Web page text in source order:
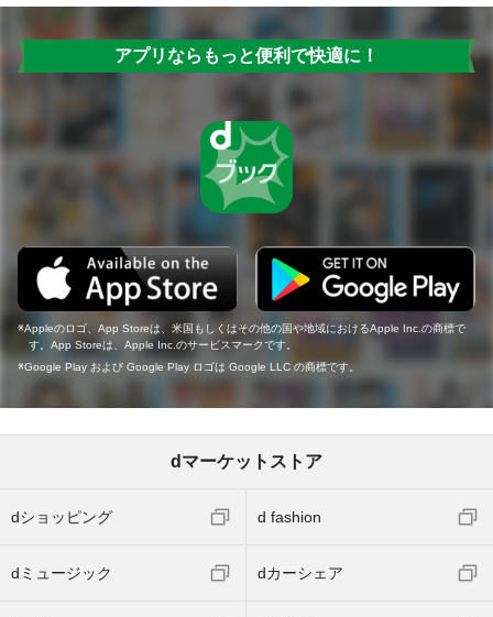
アプリならもっと便利で快適に！
Appleのロゴ、App Storeは、米国もしくはその他の国や地域におけるApple Inc.の商標で
す。App Storeは、Apple Inc.のサービスマークです。
Google Play および Google Play ロゴは Google LLC の商標です。
dマーケットストア
dショッピング d fashion
dミュージック dカーシェア